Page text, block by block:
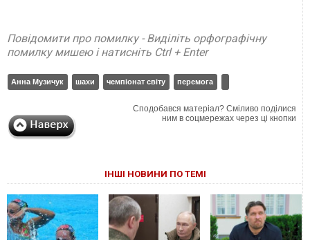
Повідомити про помилку - Виділіть орфографічну
помилку мишею і натисніть Ctrl + Enter
Анна Музичук шахи чемпіонат світу перемога
Сподобався матеріал? Сміливо поділися
ним в соцмережах через ці кнопки
ІНШІ НОВИНИ ПО ТЕМІ